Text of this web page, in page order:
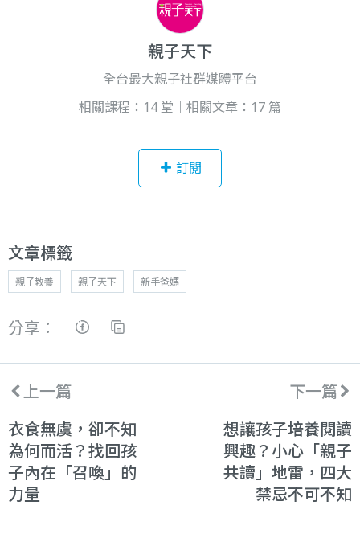
親子天下
全台最大親子社群媒體平台
相關課程：14 堂｜相關文章：17 篇
訂閱
文章標籤
親子教養 親子天下 新手爸媽
分享：
上一篇
衣食無虞，卻不知
為何而活？找回孩
子內在「召喚」的
力量
下一篇
想讓孩子培養閱讀
興趣？小心「親子
共讀」地雷，四大
禁忌不可不知